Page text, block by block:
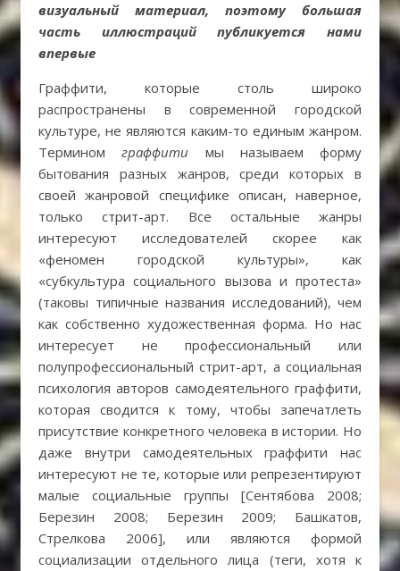
визуальный материал, поэтому большая
часть иллюстраций публикуется нами
впервые
Граффити, которые столь широко
распространены в современной городской
культуре, не являются каким-то единым жанром.
Терминомграффити мы называем форму
бытования разных жанров, среди которых в
своей жанровой специфике описан, наверное,
только стрит-арт. Все остальные жанры
интересуют исследователей скорее как
«феномен городской культуры», как
«субкультура социального вызова и протеста»
(таковы типичные названия исследований), чем
как собственно художественная форма. Но нас
интересует не профессиональный или
полупрофессиональный стрит-арт, а социальная
психология авторов самодеятельного граффити,
которая сводится к тому, чтобы запечатлеть
присутствие конкретного человека в истории. Но
даже внутри самодеятельных граффити нас
интересуют не те, которые или репрезентируют
малые социальные группы [Сентябова 2008;
Березин 2008; Березин 2009; Башкатов,
Стрелкова 2006], или являются формой
социализации отдельного лица (теги, хотя к